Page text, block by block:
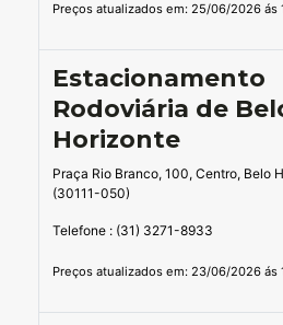
Preços atualizados em: 25/06/2026 ás
Estacionamento
Rodoviária de
Horizonte
Praça Rio Branco, 100, Centro, Belo
(30111-050)
Telefone : (31) 3271-8933
Preços atualizados em: 23/06/2026 ás